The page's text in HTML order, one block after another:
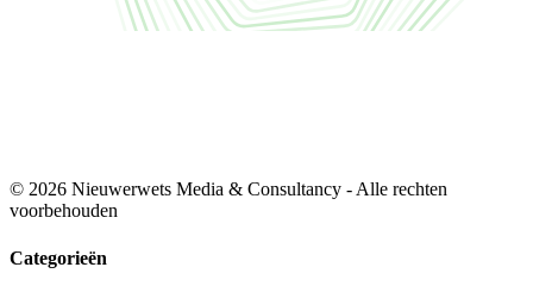
© 2026 Nieuwerwets Media & Consultancy - Alle rechten
voorbehouden
Categorieën